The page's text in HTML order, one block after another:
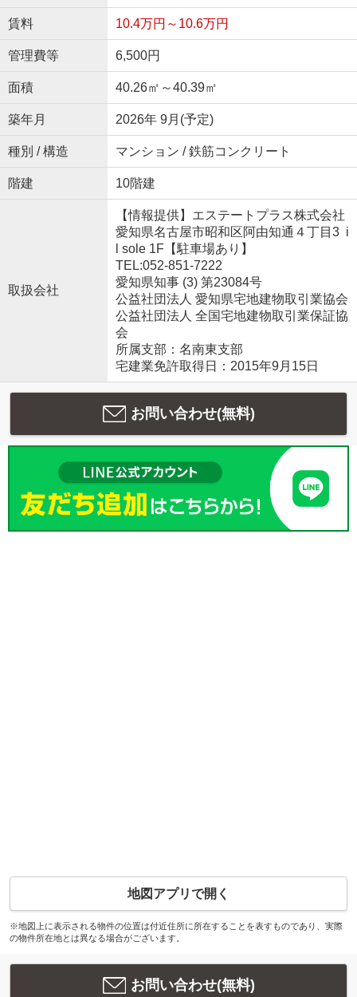
賃料 10.4万円～10.6万円
管理費等 6,500円
面積 40.26㎡～40.39㎡
築年月 2026年 9月(予定)
種別 / 構造 マンション / 鉄筋コンクリート
階建 10階建
取扱会社
【情報提供】エステートプラス株式会社
愛知県名古屋市昭和区阿由知通４丁目3 i
l sole 1F【駐車場あり】
TEL:052-851-7222
愛知県知事 (3) 第23084号
公益社団法人 愛知県宅地建物取引業協会
公益社団法人 全国宅地建物取引業保証協
会
所属支部：名南東支部
宅建業免許取得日：2015年9月15日
お問い合わせ(無料)
地図アプリで開く
※地図上に表示される物件の位置は付近住所に所在することを表すものであり、実際
の物件所在地とは異なる場合がございます。
お問い合わせ(無料)